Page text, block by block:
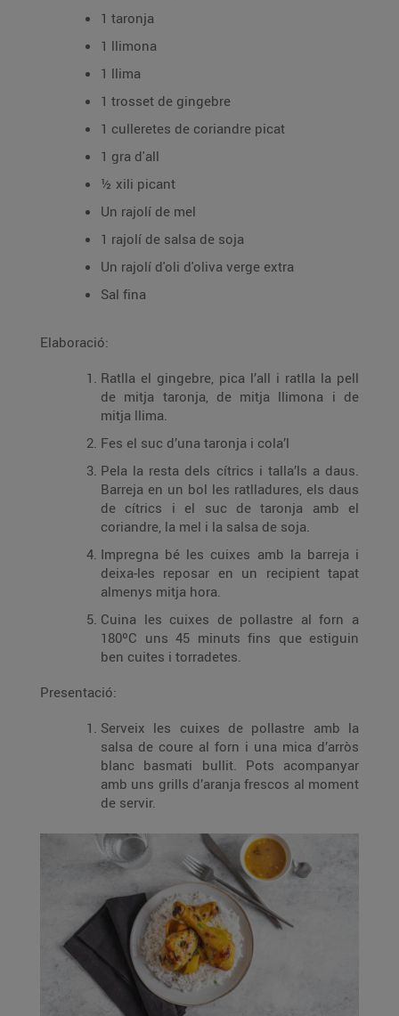
1 taronja
1 llimona
1 llima
1 trosset de gingebre
1 culleretes de coriandre picat
1 gra d'all
½ xili picant
Un rajolí de mel
1 rajolí de salsa de soja
Un rajolí d'oli d'oliva verge extra
Sal fina
Elaboració:
Ratlla el gingebre, pica l’all i ratlla la pell
de mitja taronja, de mitja llimona i de
mitja llima.
Fes el suc d’una taronja i cola’l
Pela la resta dels cítrics i talla’ls a daus.
Barreja en un bol les ratlladures, els daus
de cítrics i el suc de taronja amb el
coriandre, la mel i la salsa de soja.
Impregna bé les cuixes amb la barreja i
deixa-les reposar en un recipient tapat
almenys mitja hora.
Cuina les cuixes de pollastre al forn a
180ºC uns 45 minuts fins que estiguin
ben cuites i torradetes.
Presentació:
Serveix les cuixes de pollastre amb la
salsa de coure al forn i una mica d’arròs
blanc basmati bullit. Pots acompanyar
amb uns grills d’aranja frescos al moment
de servir.